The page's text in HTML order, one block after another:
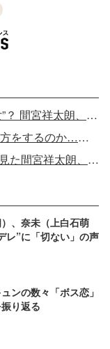
【写真】かわいすぎる志尊淳は“誰の女”？ 間宮祥太朗、壊れる「どうしてお前は男なんだ！」
【写真】菅田将暉「SNSがどんな荒れ方をするのか…」竹内涼真・間宮祥太朗・志尊淳と初参戦！“胸キュン”対決に挑む
【写真】尼神インター誠子のポロリを見た間宮祥太朗、思わぬ行動に
、奈未（上白石萌
レ”に「切ない」の声
ンの数々「ボス恋」
り返る